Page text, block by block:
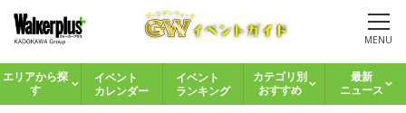
MENU
エリアから探
す
イベント
カレンダー
イベント
ランキング
カテゴリ別
おすすめ
最新
ニュース